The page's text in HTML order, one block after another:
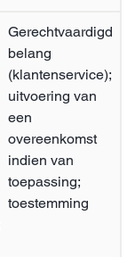
Gerechtvaardigd
belang
(klantenservice);
uitvoering van
een
overeenkomst
indien van
toepassing;
toestemming